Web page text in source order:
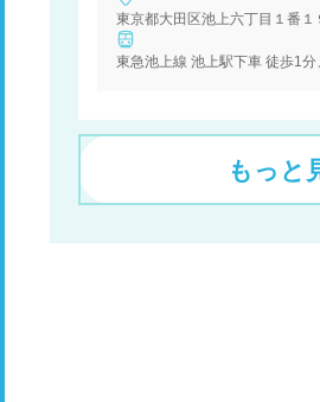
東京都大田区池上六丁目１番１
東急池上線 池上駅下車 徒歩1
もっと